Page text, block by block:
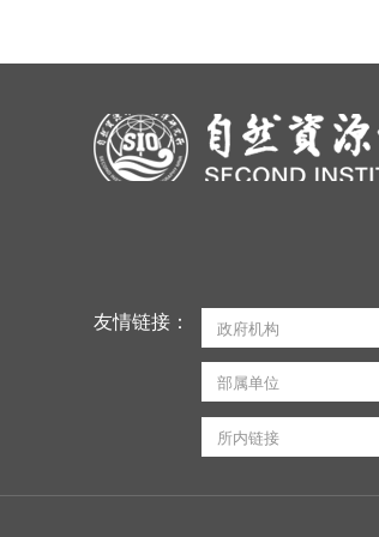
友情链接： 政府机构
部属单位
所内链接